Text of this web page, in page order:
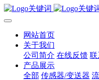
网站首页
关于我们
公司简介 在线反馈 联
产品展示
全部 传感器/变送器